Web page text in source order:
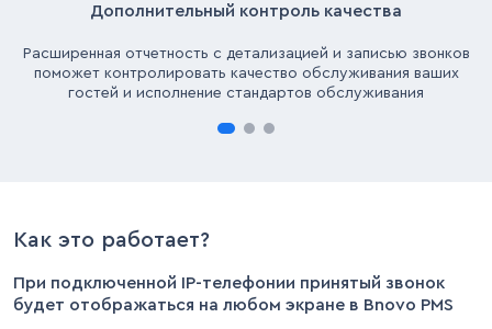
Дополнительный контроль качества
Расширенная отчетность с детализацией и записью звонков
поможет контролировать качество обслуживания ваших
гостей и исполнение стандартов обслуживания
Как это работает?
При подключенной IP-телефонии принятый звонок
будет отображаться на любом экране в Bnovo PMS